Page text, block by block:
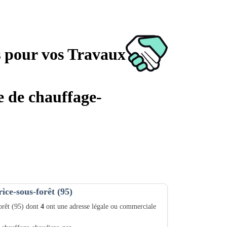
vos Travaux
de chauffage-
sous-forêt (95)
(95) dont 4 ont une adresse légale ou commerciale